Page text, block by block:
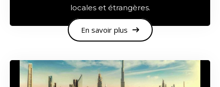
locales et étrangères.
En savoir plus